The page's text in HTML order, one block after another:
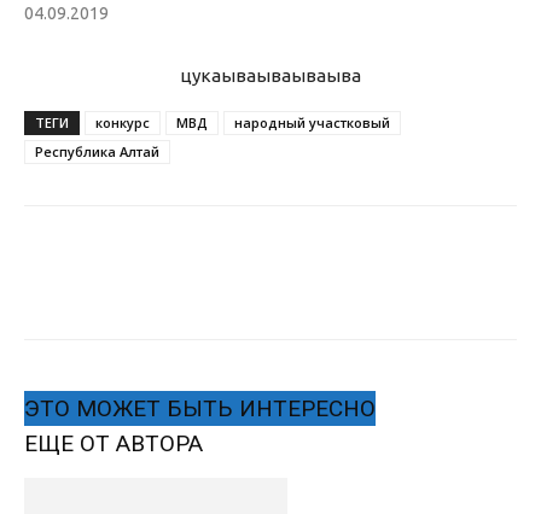
04.09.2019
цукаываываываыва
ТЕГИ конкурс МВД
народный участковый
Республика Алтай
ЭТО МОЖЕТ БЫТЬ ИНТЕРЕСНО
ЕЩЕ ОТ АВТОРА